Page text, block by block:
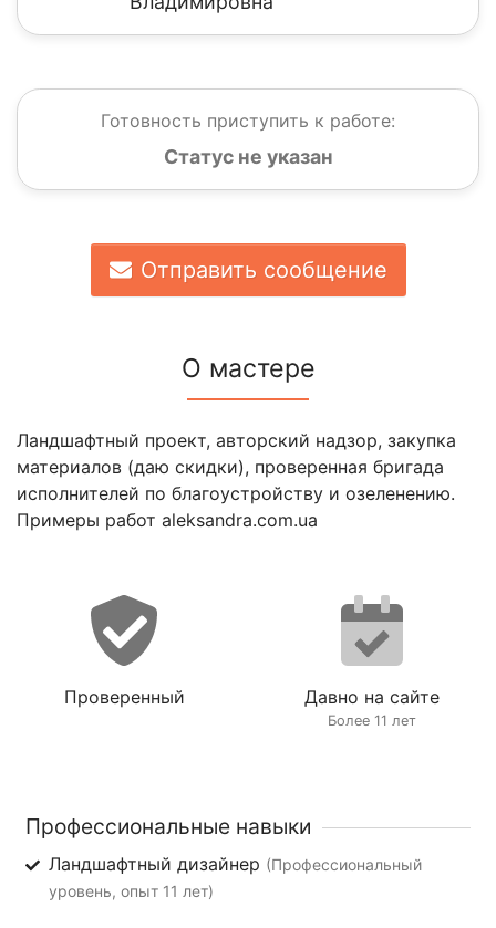
Готовность приступить к работе:
Статус не указан
Отправить сообщение
О мастере
Ландшафтный проект, авторский надзор, закупка
материалов (даю скидки), проверенная бригада
исполнителей по благоустройству и озеленению.
Примеры работ aleksandra.com.ua
Проверенный Давно на сайте
Более 11 лет
Профессиональные навыки
Ландшафтный дизайнер (Профессиональный
уровень, опыт 11 лет)